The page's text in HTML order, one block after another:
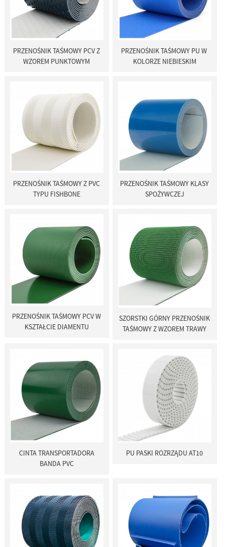
PRZENOŚNIK TAŚMOWY PCV Z
WZOREM PUNKTOWYM
PRZENOŚNIK TAŚMOWY PU W ​​
KOLORZE NIEBIESKIM
PRZENOŚNIK TAŚMOWY Z PVC
TYPU FISHBONE
PRZENOŚNIK TAŚMOWY KLASY
SPOŻYWCZEJ
PRZENOŚNIK TAŚMOWY PCV W
KSZTAŁCIE DIAMENTU
SZORSTKI GÓRNY PRZENOŚNIK
TAŚMOWY Z WZOREM TRAWY
CINTA TRANSPORTADORA
BANDA PVC
PU PASKI ROZRZĄDU AT10